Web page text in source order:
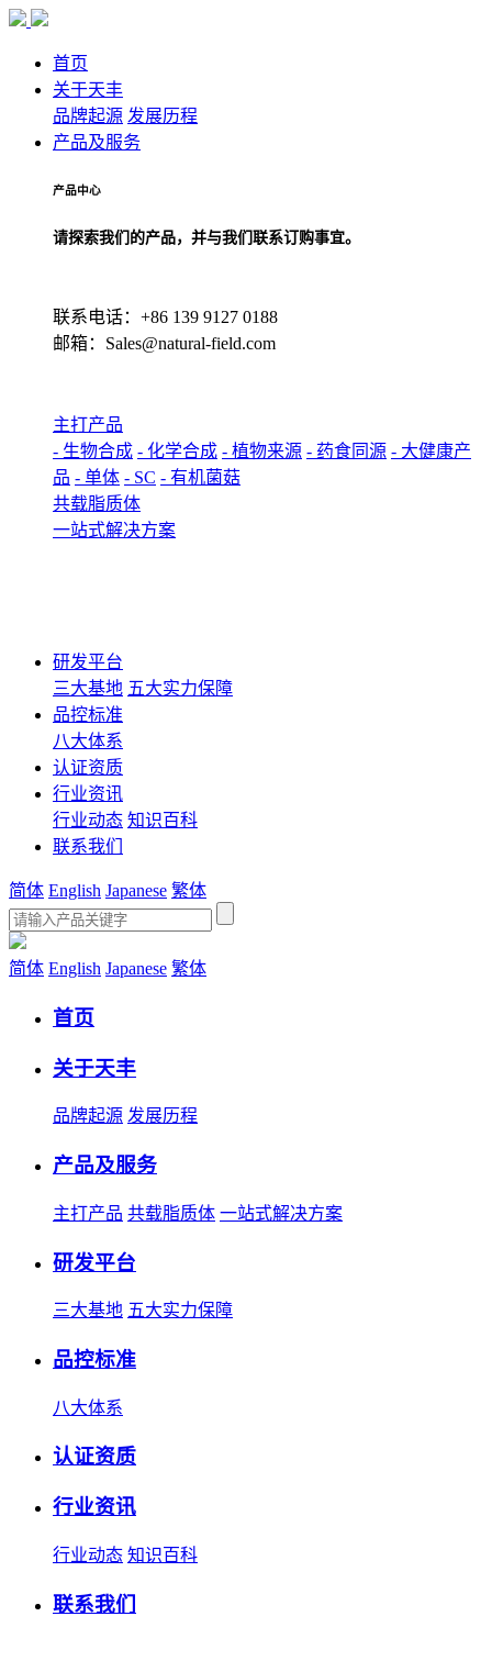
首页
关于天丰
品牌起源 发展历程
产品及服务
产品中心
请探索我们的产品，并与我们联系订购事宜。
联系电话：+86 139 9127 0188
邮箱：Sales@natural-field.com
主打产品
- 生物合成 - 化学合成 - 植物来源 - 药食同源 - 大健康产
品 - 单体 - SC - 有机菌菇
共载脂质体
一站式解决方案
研发平台
三大基地 五大实力保障
品控标准
八大体系
认证资质
行业资讯
行业动态 知识百科
联系我们
简体 English Japanese 繁体
简体 English Japanese 繁体
首页
关于天丰
品牌起源 发展历程
产品及服务
主打产品 共载脂质体 一站式解决方案
研发平台
三大基地 五大实力保障
品控标准
八大体系
认证资质
行业资讯
行业动态 知识百科
联系我们